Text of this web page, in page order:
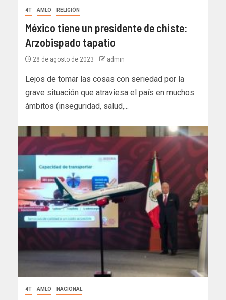
4T AMLO RELIGIÓN
México tiene un presidente de chiste:
Arzobispado tapatío
28 de agosto de 2023 admin
Lejos de tomar las cosas con seriedad por la
grave situación que atraviesa el país en muchos
ámbitos (inseguridad, salud,...
4T AMLO NACIONAL